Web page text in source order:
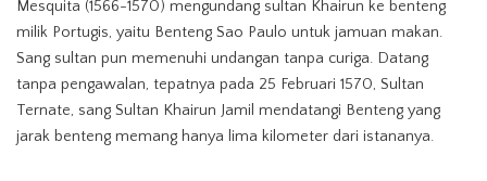
Mesquita (1566-1570) mengundang sultan Khairun ke benteng
milik Portugis, yaitu Benteng Sao Paulo untuk jamuan makan.
Sang sultan pun memenuhi undangan tanpa curiga. Datang
tanpa pengawalan, tepatnya pada 25 Februari 1570, Sultan
Ternate, sang Sultan Khairun Jamil mendatangi Benteng yang
jarak benteng memang hanya lima kilometer dari istananya.